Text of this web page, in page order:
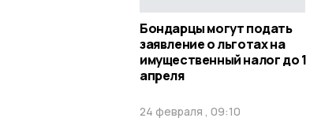
Бондарцы могут подать
заявление о льготах на
имущественный налог до 1
апреля
24 февраля , 09:10